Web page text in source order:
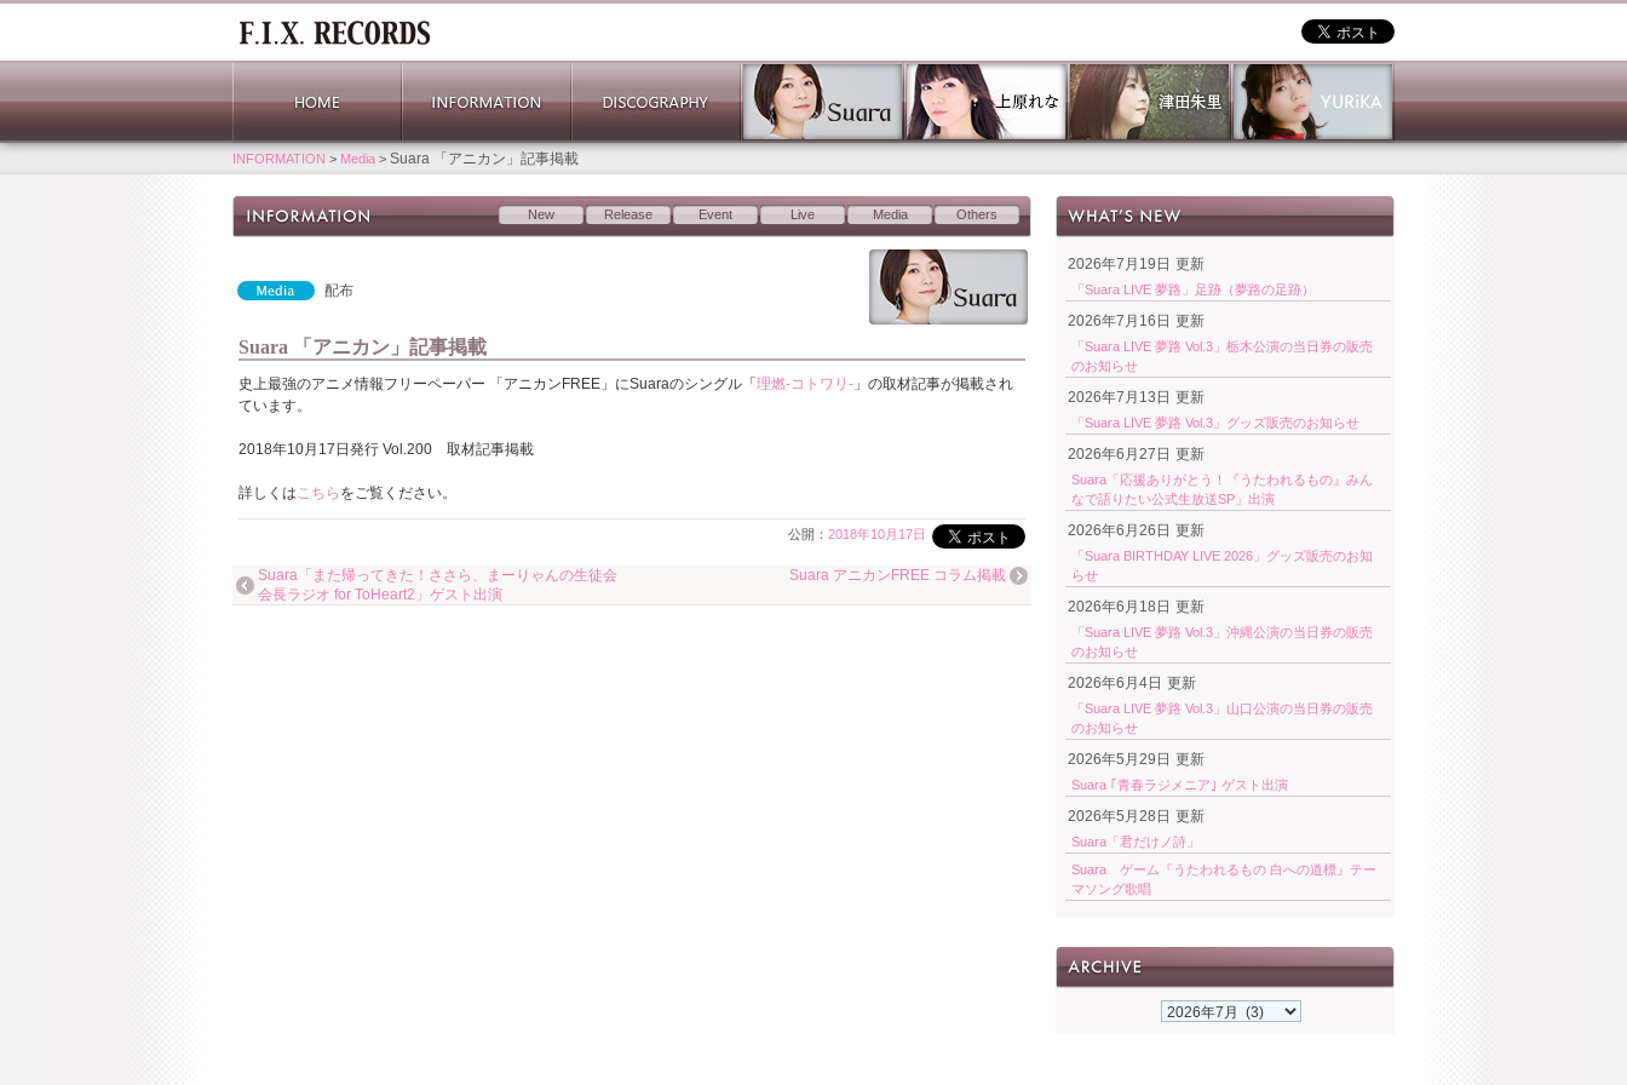
INFORMATION > Media > Suara 「アニカン」記事掲載
New Release Event Live Media Others
配布
Suara 「アニカン」記事掲載
史上最強のアニメ情報フリーペーパー 「アニカンFREE」にSuaraのシングル「 理燃-コトワリ- 」の取材記事が掲載され
ています。
2018年10月17日発行 Vol.200 取材記事掲載
詳しくはこちら をご覧ください。
公開： 2018年10月17日
Suara「また帰ってきた！ささら、まーりゃんの生徒会
会長ラジオ for ToHeart2」ゲスト出演
Suara アニカンFREE コラム掲載
2026年7月19日 更新
「Suara LIVE 夢路」足跡（夢路の足跡）
2026年7月16日 更新
「Suara LIVE 夢路 Vol.3」栃木公演の当日券の販売
のお知らせ
2026年7月13日 更新
「Suara LIVE 夢路 Vol.3」グッズ販売のお知らせ
2026年6月27日 更新
Suara「応援ありがとう！『うたわれるもの』みん
なで語りたい公式生放送SP」出演
2026年6月26日 更新
「Suara BIRTHDAY LIVE 2026」グッズ販売のお知
らせ
2026年6月18日 更新
「Suara LIVE 夢路 Vol.3」沖縄公演の当日券の販売
のお知らせ
2026年6月4日 更新
「Suara LIVE 夢路 Vol.3」山口公演の当日券の販売
のお知らせ
2026年5月29日 更新
Suara ｢青春ラジメニア｣ ゲスト出演
2026年5月28日 更新
Suara「君だけノ詩」
Suara ゲーム『うたわれるもの 白への道標』テー
マソング歌唱